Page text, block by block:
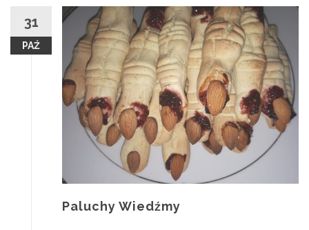
majówkę
z
dziećmi.
31
PAŹ
Paluchy Wiedźmy